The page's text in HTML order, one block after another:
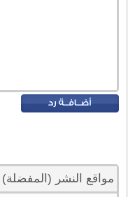
مواقع النشر (المفضلة)